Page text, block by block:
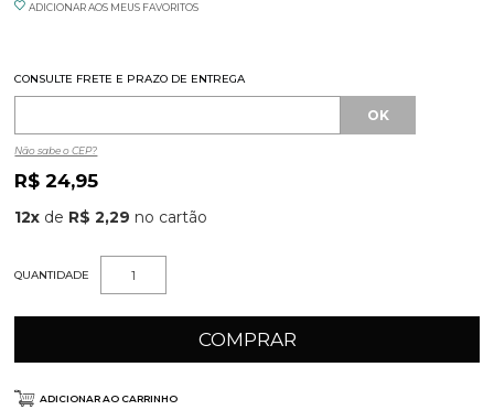
ADICIONAR AOS MEUS FAVORITOS
CONSULTE FRETE E PRAZO DE ENTREGA
Não sabe o CEP?
R$ 24,95
12x de R$ 2,29
QUANTIDADE
COMPRAR
ADICIONAR AO CARRINHO